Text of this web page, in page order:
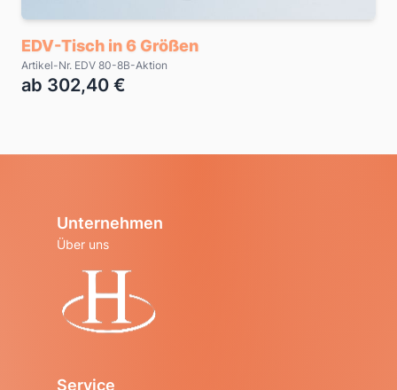
EDV-Tisch in 6 Größen
Artikel-Nr. EDV 80-8B-Aktion
ab 302,40 €
Unternehmen
Über uns
Service